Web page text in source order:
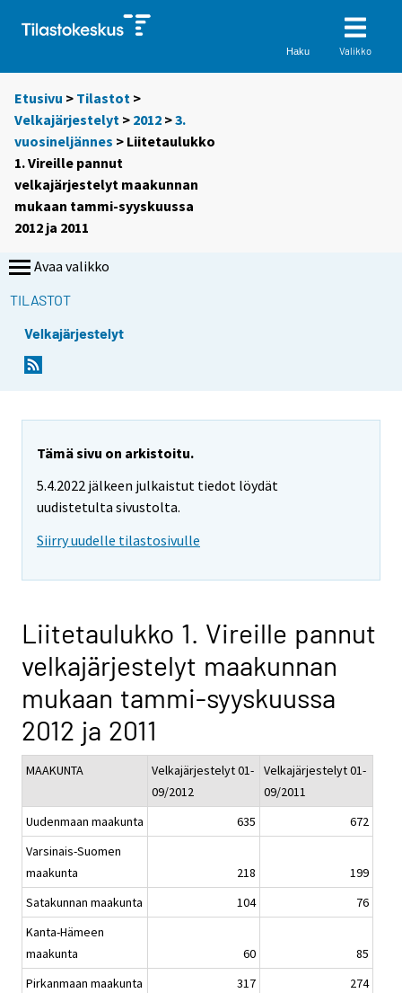
Haku Valikko
Etusivu > Tilastot >
Velkajärjestelyt > 2012 >3.
vuosineljännes > Liitetaulukko
1. Vireille pannut
velkajärjestelyt maakunnan
mukaan tammi-syyskuussa
2012 ja 2011
Avaa valikko
TILASTOT
Velkajärjestelyt
Tämä sivu on arkistoitu.
5.4.2022 jälkeen julkaistut tiedot löydät
uudistetulta sivustolta.
Siirry uudelle tilastosivulle
Liitetaulukko 1. Vireille pannut
velkajärjestelyt maakunnan
mukaan tammi-syyskuussa
2012 ja 2011
MAAKUNTA
Velkajärjestelyt 01-
09/2012
Velkajärjestelyt 01-
09/2011
Uudenmaan maakunta
635
672
Varsinais-Suomen
maakunta
218
199
Satakunnan maakunta
104
76
Kanta-Hämeen
maakunta
60
85
Pirkanmaan maakunta
317
274